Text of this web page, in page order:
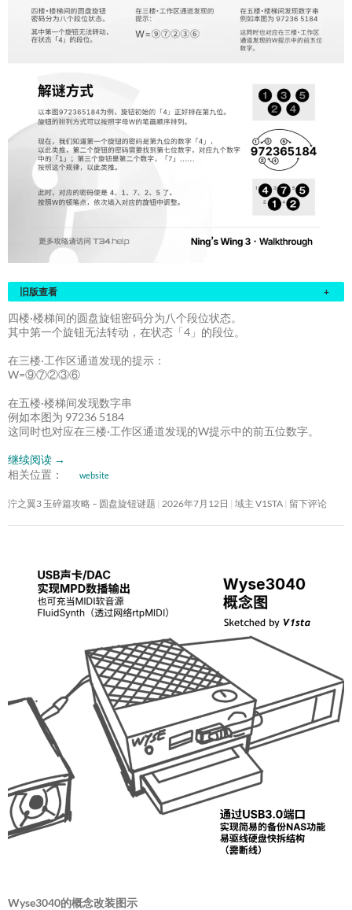
旧版查看 +
四楼·楼梯间的圆盘旋钮密码分为八个段位状态。
其中第一个旋钮无法转动，在状态「4」的段位。
在三楼·工作区通道发现的提示：
W=⑨⑦②③⑥
在五楼·楼梯间发现数字串
例如本图为 97236 5184
这同时也对应在三楼·工作区通道发现的W提示中的前五位数字。
继续阅读 →
相关位置：
website
泞之翼3 玉碎篇攻略 – 圆盘旋钮谜题 2026年7月12日 域主 V1STA 留下评论
Wyse3040的概念改装图示